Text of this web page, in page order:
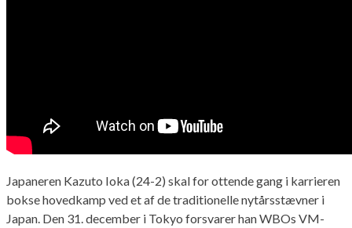
Japaneren Kazuto Ioka (24-2) skal for ottende gang i karrieren
bokse hovedkamp ved et af de traditionelle nytårsstævner i
Japan. Den 31. december i Tokyo forsvarer han WBOs VM-